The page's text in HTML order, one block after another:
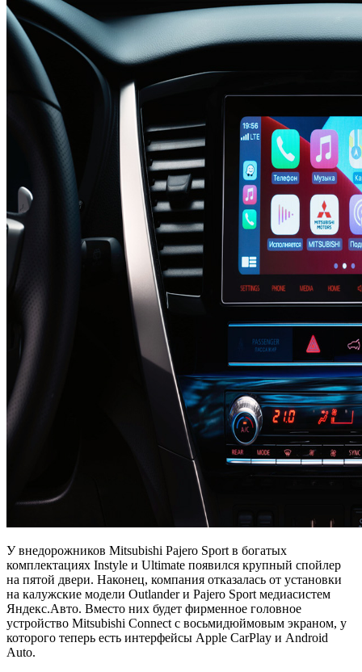
У внедорожников Mitsubishi Pajero Sport в богатых
комплектациях Instyle и Ultimate появился крупный спойлер
на пятой двери. Наконец, компания отказалась от установки
на калужские модели Outlander и Pajero Sport медиасистем
Яндекс.Авто. Вместо них будет фирменное головное
устройство Mitsubishi Connect с восьмидюймовым экраном, у
которого теперь есть интерфейсы Apple CarPlay и Android
Auto.